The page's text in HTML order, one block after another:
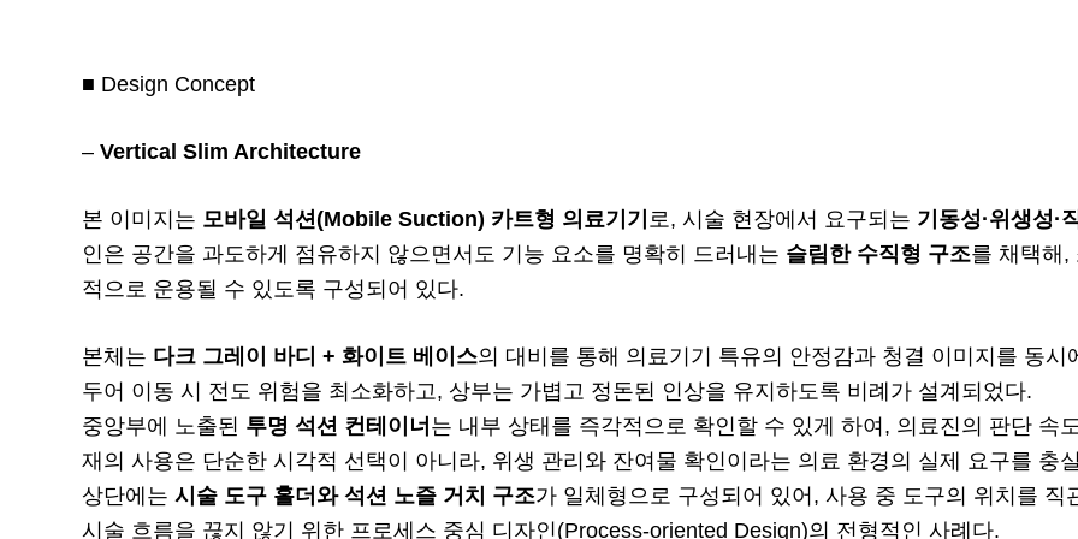
■ Design Concept
– Vertical Slim Architecture
본 이미지는 모바일 석션(Mobile Suction) 카트형 의료기기 로, 시술 현장에서 요구되는 기동성·위생성·
인은 공간을 과도하게 점유하지 않으면서도 기능 요소를 명확히 드러내는 슬림한 수직형 구조를 채택해,
적으로 운용될 수 있도록 구성되어 있다.
본체는 다크 그레이 바디 + 화이트 베이스의 대비를 통해 의료기기 특유의 안정감과 청결 이미지를 동
두어 이동 시 전도 위험을 최소화하고, 상부는 가볍고 정돈된 인상을 유지하도록 비례가 설계되었다.
중앙부에 노출된 투명 석션 컨테이너 는 내부 상태를 즉각적으로 확인할 수 있게 하여, 의료진의 판단 속
재의 사용은 단순한 시각적 선택이 아니라, 위생 관리와 잔여물 확인이라는 의료 환경의 실제 요구를 충
상단에는 시술 도구 홀더와 석션 노즐 거치 구조가 일체형으로 구성되어 있어, 사용 중 도구의 위치를
시술 흐름을 끊지 않기 위한 프로세스 중심 디자인(Process-oriented Design)의 전형적인 사례다.